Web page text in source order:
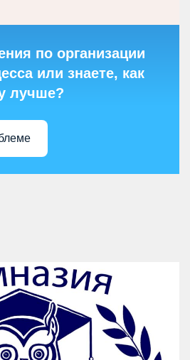
по организации
или знаете, как
лучше?